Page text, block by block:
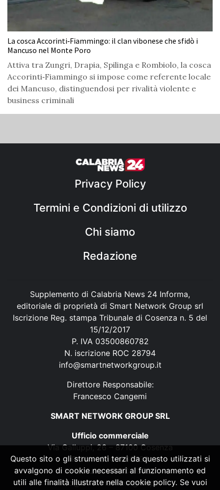
La cosca Accorinti‑Fiammingo: il clan vibonese che sfidò i
Mancuso nel Monte Poro
Attiva tra Zungri, Drapia, Spilinga e Rombiolo, la cosca
Accorinti‑Fiammingo si impose come referente locale
dei Mancuso, distinguendosi per rivalità violente e
business criminali
Privacy Policy
Termini e Condizioni di utilizzo
Chi siamo
Redazione
Supplemento di Calabria News 24 Informa,
editoriale di proprietà di Smart Network Group srl
Iscrizione Reg. stampa Tribunale di Cosenza n. 5 del
15/12/2017
P. IVA 03500860782
N. iscrizione ROC 28794
info@smartnetworkgroup.it
Direttore Responsabile:
Francesco Cangemi
SMART NETWORK GROUP SRL
Ufficio commerciale
Via Galluppi, 26 – 87100 Cosenza
P. IVA 03500860782
N. iscrizione ROC 28794
info@smartnetworkgroup.it
Questo sito o gli strumenti terzi da questo utilizzati si
avvalgono di cookie necessari al funzionamento ed
utili alle finalità illustrate nella cookie policy. Se vuoi